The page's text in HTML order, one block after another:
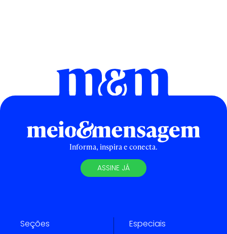
Informa, inspira e conecta.
ASSINE JÁ
Seções Especiais